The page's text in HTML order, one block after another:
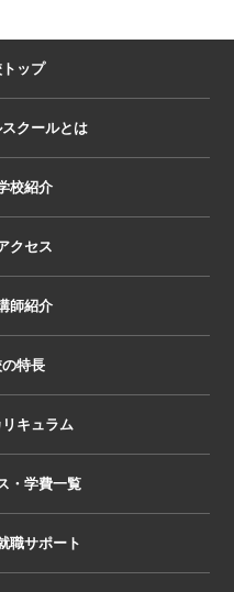
ップ
クールとは
校紹介
クセス
師紹介
特長
キュラム
・学費一覧
職サポート